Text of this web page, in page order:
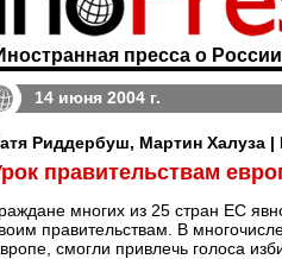
пресса о
14 июня 2004 г.
Риддербуш, Мартин Халуза |
правительствам
многих из 25 стран ЕС
правительствам. В
смогли привлечь голоса